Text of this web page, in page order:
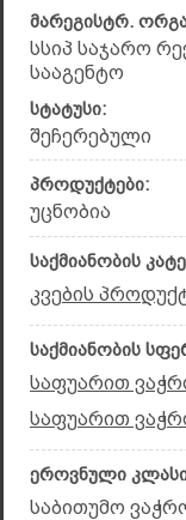
მარეგისტრ.
სსიპ საჯარო
სააგენტო
სტატუსი:
შეჩერებული
პროდუქტები:
უცნობია
საქმიანობის
კვების
საქმიანობის
საფუარით
საფუარით
ეროვნული
საბითუმო